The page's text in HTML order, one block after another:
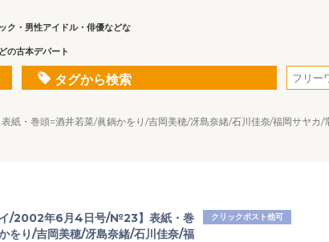
ク・男性アイドル・俳優などな
の古本デパート
タグから検索
紙・巻頭=酒井若菜/眞鍋かをり/吉岡美穂/冴島奈緒/石川佳奈/福岡サヤカ
クリックポスト他可
イ/2002年6月4日号/№23】表紙・巻
をり/吉岡美穂/冴島奈緒/石川佳奈/福